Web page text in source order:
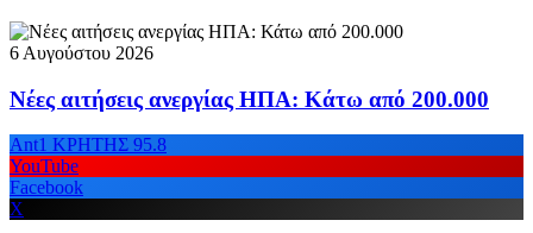
6 Αυγούστου 2026
Νέες αιτήσεις ανεργίας ΗΠΑ: Κάτω από 200.000
Ant1 ΚΡΗΤΗΣ 95.8
YouTube
Facebook
X